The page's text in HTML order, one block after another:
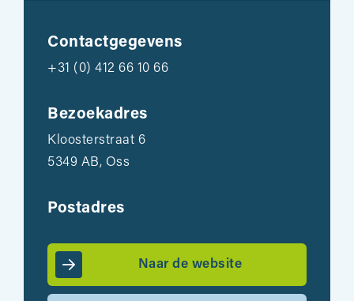
Contactgegevens
+31 (0) 412 66 10 66
Bezoekadres
Kloosterstraat 6
5349 AB, Oss
Postadres
Naar de website